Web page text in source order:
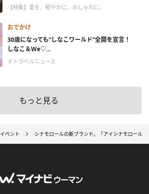
【特集】夏を、軽やかに、おしゃれに。
おでかけ
30歳になっても“しなこワールド”全開を宣言！
しなこ＆We♡...
＃トラベルニュース
もっと見る
イベント シナモロールの新ブランド。「アイシナモロール